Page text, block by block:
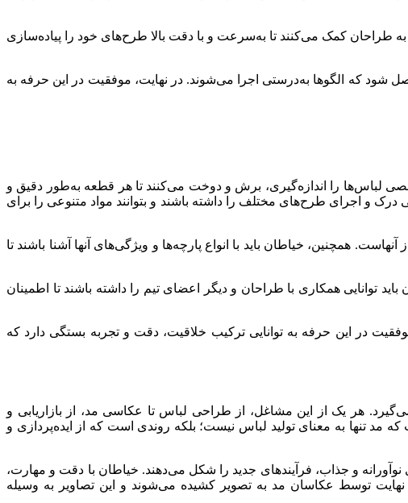
به طراحان کمک می‌کنند تا به‌سرعت و با دقت بالا طرح‌های خود را پیاده‌سازی
شود که الگوها به‌درستی اجرا می‌شوند. در نهایت، موفقیت در این حرفه به
را اندازه‌گیری، برش و دوخت می‌کنند تا هر قطعه به‌طور دقیق و
و اجرای طرح‌های مختلف را داشته باشند و بتوانند مواد متنوعی را برای
همچنین، خیاطان باید با انواع پارچه‌ها و ویژگی‌های آنها آشنا باشند تا
توانایی همکاری با طراحان و دیگر اعضای تیم را داشته باشند تا اطمینان
در این حرفه به توانایی ترکیب خلاقیت، دقت و تجربه بستگی دارد که
هر یک از این مشاغل، از طراحی لباس تا عکاسی مد، از بازاریابی و
مد تنها به معنای تولید لباس نیست؛ بلکه روندی است که از ایده‌پردازی و
و جذاب، فرآیندهای جدید را شکل می‌دهند. خیاطان با دقت و مهارت،
نهایت توسط عکاسان مد به تصویر کشیده می‌شوند و این تصاویر به وسیله